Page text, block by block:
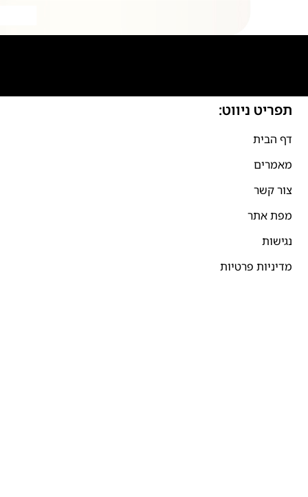
תפריט ניווט:
דף הבית
מאמרים
צור קשר
מפת אתר
נגישות
מדיניות פרטיות